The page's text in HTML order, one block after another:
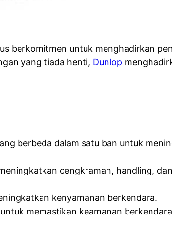
berkomitmen untuk menghadirkan
yang tiada henti, Dunlop
berbeda dalam satu ban untuk
cengkraman, handling,
kenyamanan berkendara.
memastikan keamanan